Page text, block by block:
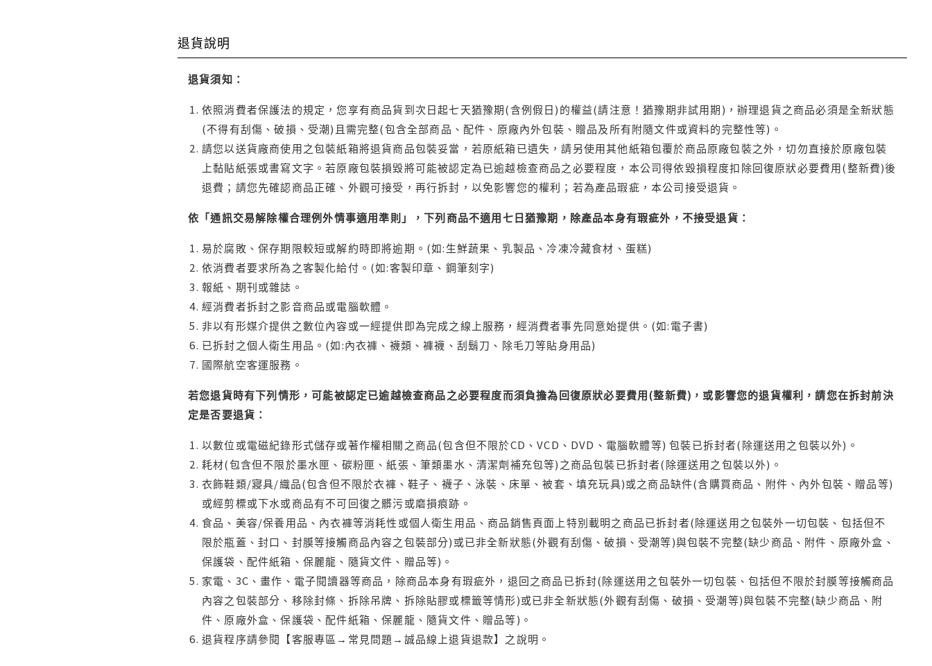
退貨說明
退貨須知：
依照消費者保護法的規定，您享有商品貨到次日起七天猶豫期(含例假日)的權益(請注意！猶豫期非試用期)，辦理退貨之商品必須是全新狀態
(不得有刮傷、破損、受潮)且需完整(包含全部商品、配件、原廠內外包裝、贈品及所有附隨文件或資料的完整性等)。
請您以送貨廠商使用之包裝紙箱將退貨商品包裝妥當，若原紙箱已遺失，請另使用其他紙箱包覆於商品原廠包裝之外，切勿直接於原廠包裝
上黏貼紙張或書寫文字。若原廠包裝損毀將可能被認定為已逾越檢查商品之必要程度，本公司得依毀損程度扣除回復原狀必要費用(整新費)後
退費；請您先確認商品正確、外觀可接受，再行拆封，以免影響您的權利；若為產品瑕疵，本公司接受退貨。
依「通訊交易解除權合理例外情事適用準則」，下列商品不適用七日猶豫期，除產品本身有瑕疵外，不接受退貨：
易於腐敗、保存期限較短或解約時即將逾期。(如:生鮮蔬果、乳製品、冷凍冷藏食材、蛋糕)
依消費者要求所為之客製化給付。(如:客製印章、鋼筆刻字)
報紙、期刊或雜誌。
經消費者拆封之影音商品或電腦軟體。
非以有形媒介提供之數位內容或一經提供即為完成之線上服務，經消費者事先同意始提供。(如:電子書)
已拆封之個人衛生用品。(如:內衣褲、襪類、褲襪、刮鬍刀、除毛刀等貼身用品)
國際航空客運服務。
若您退貨時有下列情形，可能被認定已逾越檢查商品之必要程度而須負擔為回復原狀必要費用(整新費)，或影響您的退貨權利，請您在拆封前決
定是否要退貨：
以數位或電磁紀錄形式儲存或著作權相關之商品(包含但不限於CD、VCD、DVD、電腦軟體等) 包裝已拆封者(除運送用之包裝以外)。
耗材(包含但不限於墨水匣、碳粉匣、紙張、筆類墨水、清潔劑補充包等)之商品包裝已拆封者(除運送用之包裝以外)。
衣飾鞋類/寢具/織品(包含但不限於衣褲、鞋子、襪子、泳裝、床單、被套、填充玩具)或之商品缺件(含購買商品、附件、內外包裝、贈品等)
或經剪標或下水或商品有不可回復之髒污或磨損痕跡。
食品、美容/保養用品、內衣褲等消耗性或個人衛生用品、商品銷售頁面上特別載明之商品已拆封者(除運送用之包裝外一切包裝、包括但不
限於瓶蓋、封口、封膜等接觸商品內容之包裝部分)或已非全新狀態(外觀有刮傷、破損、受潮等)與包裝不完整(缺少商品、附件、原廠外盒、
保護袋、配件紙箱、保麗龍、隨貨文件、贈品等)。
家電、3C、畫作、電子閱讀器等商品，除商品本身有瑕疵外，退回之商品已拆封(除運送用之包裝外一切包裝、包括但不限於封膜等接觸商品
內容之包裝部分、移除封條、拆除吊牌、拆除貼膠或標籤等情形)或已非全新狀態(外觀有刮傷、破損、受潮等)與包裝不完整(缺少商品、附
件、原廠外盒、保護袋、配件紙箱、保麗龍、隨貨文件、贈品等)。
退貨程序請參閱【客服專區→常見問題→誠品線上退貨退款】之說明。